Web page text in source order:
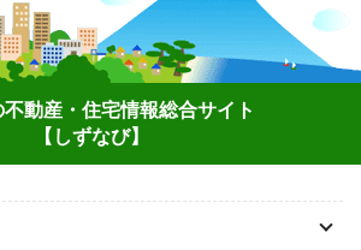
動産・住宅情報総合サイト
【しずなび】